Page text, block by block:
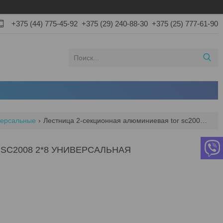
+375 (44) 775-45-92 +375 (29) 240-88-30 +375 (25) 777-61-90
2*8 УНИВЕРСАЛЬНАЯ